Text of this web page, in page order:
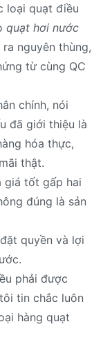
loại quạt điều
quạt hơi nước
nguyên thùng,
từ cùng QC
chính, nói
đã giới thiệu là
hóa thực,
thật.
giá tốt gấp hai
đúng là sản
quyền và lợi
phải được
tin chắc luôn
hàng quạt